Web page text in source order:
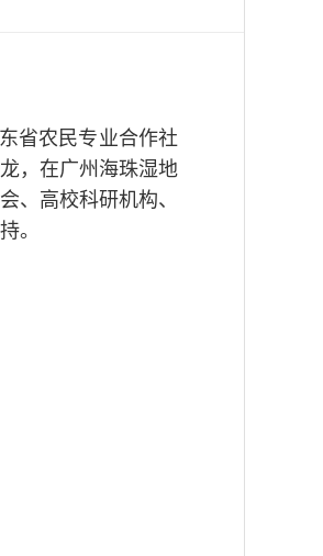
省农民专业合作社
，在广州海珠湿地
、高校科研机构、
。